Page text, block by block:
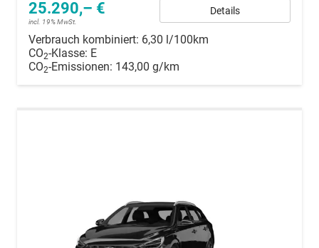
25.290,– €
incl. 19% MwSt.
Details
Verbrauch kombiniert: 6,30 l/100km
CO2-Klasse: E
CO2-Emissionen: 143,00 g/km